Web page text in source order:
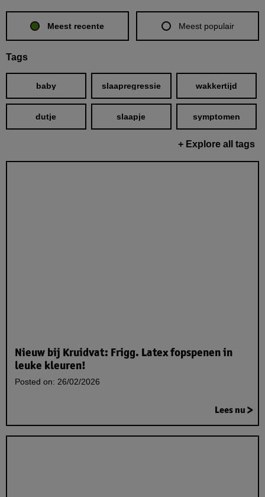
Meest recente Meest populair
Tags
baby slaapregressie wakkertijd
dutje slaapje symptomen
+ Explore all tags
Nieuw bij Kruidvat: Frigg. Latex fopspenen in
leuke kleuren!
Posted on: 26/02/2026
Lees nu